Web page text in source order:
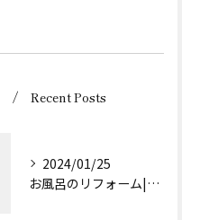
Recent Posts
2024/01/25
お風呂のリフォーム|（株）奈子原建設